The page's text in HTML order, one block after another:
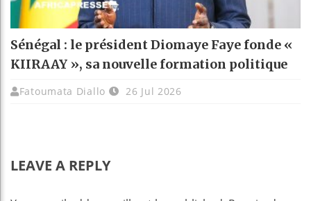
Sénégal : le président Diomaye Faye fonde «
KIIRAAY », sa nouvelle formation politique
Fatoumata Diallo 26 Jul 2026
LEAVE A REPLY